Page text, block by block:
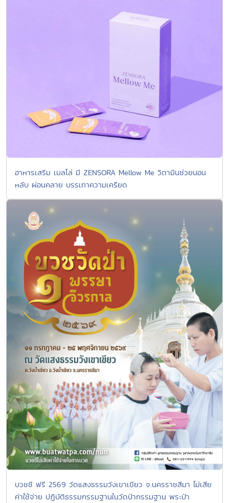
อาหารเสริม เมลโล่ มี ZENSORA Mellow Me วิตามินช่วยนอน
หลับ ผ่อนคลาย บรรเทาความเครียด
บวชชี ฟรี 2569 วัดแสงธรรมวังเขาเขียว จ.นครราชสีมา ไม่เสีย
ค่าใช้จ่าย ปฏิบัติธรรมกรรมฐานในวัดป่ากรรมฐาน พระป่า